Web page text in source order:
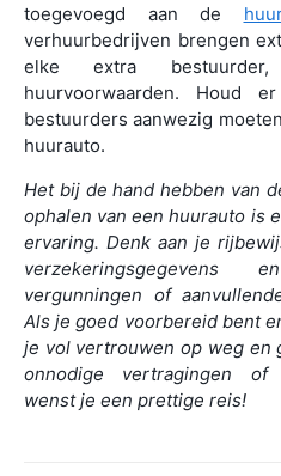
toegevoegd aan de
verhuurbedrijven brengen
elke extra
huurvoorwaarden. Houd
bestuurders aanwezig
huurauto.
Het bij de hand hebben van
ophalen van een huurauto is
ervaring. Denk aan je
verzekeringsgegevens
vergunningen of
Als je goed voorbereid bent
je vol vertrouwen op weg en
onnodige vertragingen of
wenst je een prettige reis!